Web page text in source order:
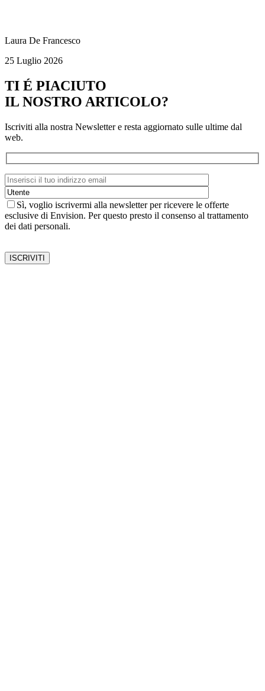
Laura De Francesco
25 Luglio 2026
TI É PIACIUTO
IL NOSTRO ARTICOLO?
Iscriviti alla nostra Newsletter e resta aggiornato sulle ultime dal
web.
Sì, voglio iscrivermi alla newsletter per ricevere le offerte
esclusive di Envision. Per questo presto il consenso al trattamento
dei dati personali.